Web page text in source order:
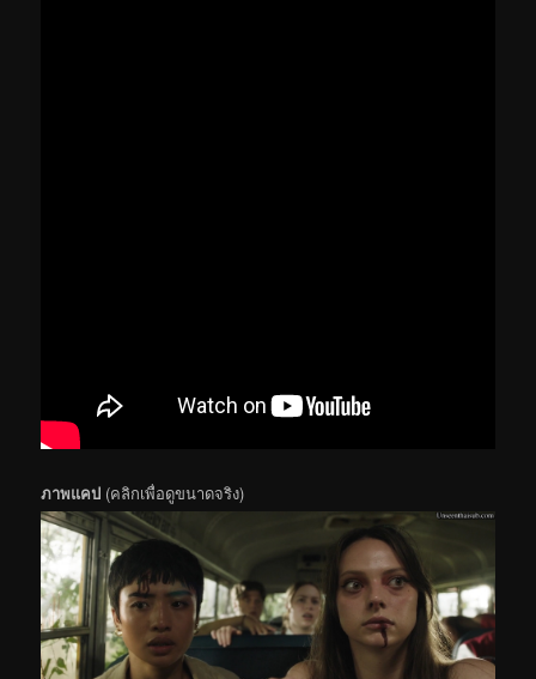
ภาพแคป (คลิกเพื่อดูขนาดจริง)